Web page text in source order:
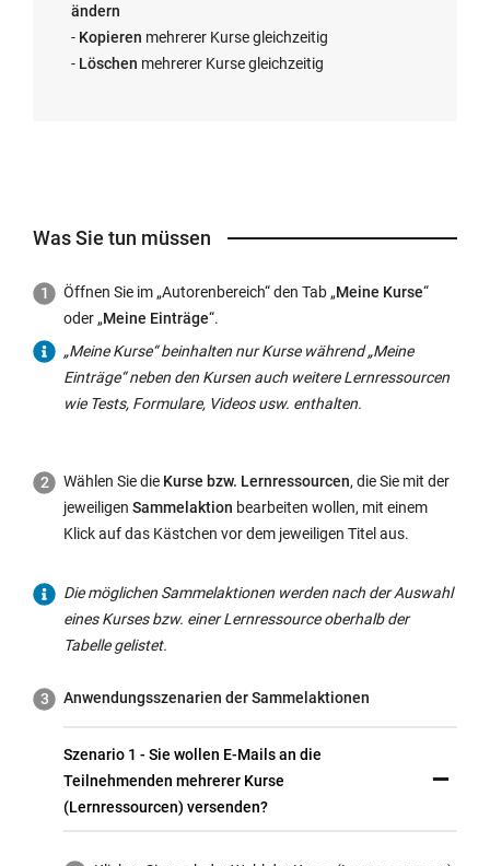
ändern
- Kopieren mehrerer Kurse gleichzeitig
- Löschen mehrerer Kurse gleichzeitig
Was Sie tun müssen
Öffnen Sie im „Autorenbereich“ den Tab „Meine Kurse“
oder „Meine Einträge“.
„Meine Kurse“ beinhalten nur Kurse während „Meine
Einträge“ neben den Kursen auch weitere Lernressourcen
wie Tests, Formulare, Videos usw. enthalten.
Wählen Sie die Kurse bzw. Lernressourcen, die Sie mit der
jeweiligen Sammelaktion bearbeiten wollen, mit einem
Klick auf das Kästchen vor dem jeweiligen Titel aus.
Die möglichen Sammelaktionen werden nach der Auswahl
eines Kurses bzw. einer Lernressource oberhalb der
Tabelle gelistet.
Anwendungsszenarien der Sammelaktionen
Szenario 1 - Sie wollen E-Mails an die
Teilnehmenden mehrerer Kurse
(Lernressourcen) versenden?